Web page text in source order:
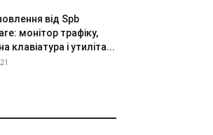
від Spb
монітор трафіку,
клавіатура і утиліта...